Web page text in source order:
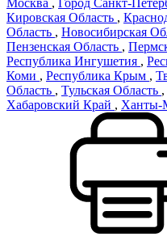
Кировская Область ,
Область , Новосибирская
Пензенская Область ,
Республика Ингушетия ,
Коми , Республика Крым ,
Область , Тульская Область ,
Хабаровский Край , Ханты-